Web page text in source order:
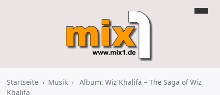
Startseite › Musik ›
Album: Wiz Khalifa – The Saga of Wiz
Khalifa